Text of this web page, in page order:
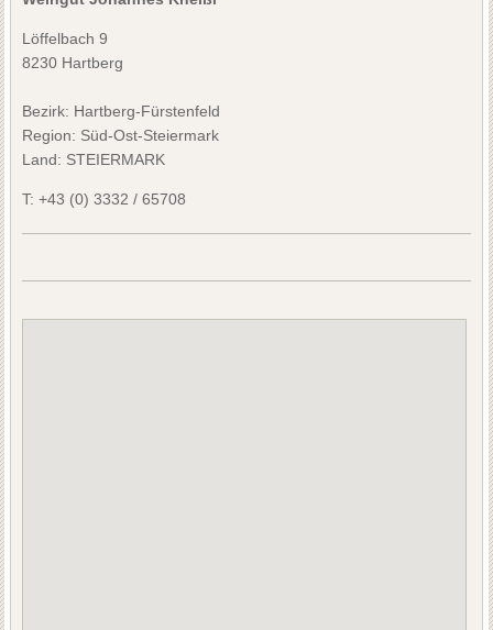
Löffelbach 9
8230 Hartberg
Bezirk: Hartberg-Fürstenfeld
Region: Süd-Ost-Steiermark
Land: STEIERMARK
T: +43 (0) 3332 / 65708